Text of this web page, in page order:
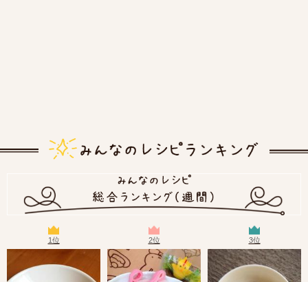
1位 2位 3位